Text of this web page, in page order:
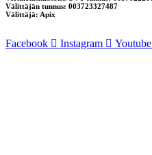
Välittäjän tunnus: 003723327487
Välittäjä: Apix
Facebook Instagram Youtube